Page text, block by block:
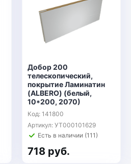
Добор 200
телескопический,
покрытие Ламинатин
(ALBERO) (белый,
10*200, 2070)
Код: 141800
Артикул: УТ000101629
Есть в наличии (111)
718 руб.